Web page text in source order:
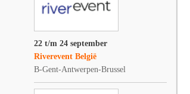
22 t/m 24 september
Riverevent België
B-Gent-Antwerpen-Brussel